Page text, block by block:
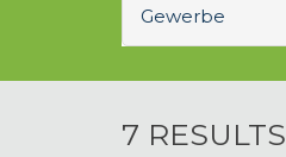
Gewerbe
7 RESULTS